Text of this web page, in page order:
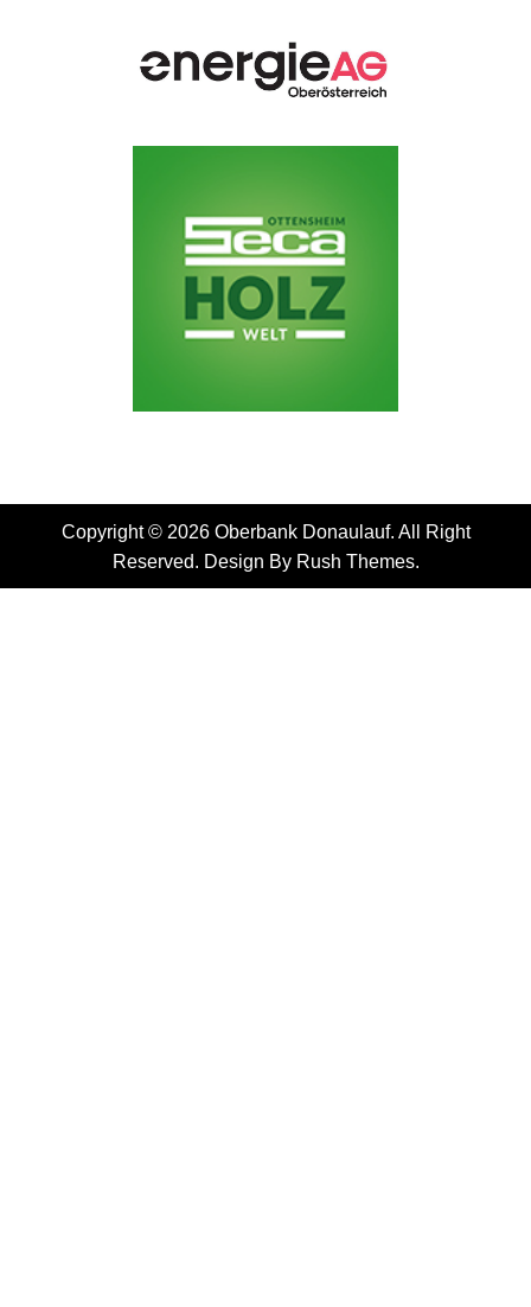
Copyright © 2026 Oberbank Donaulauf. All Right
Reserved. Design By Rush Themes.